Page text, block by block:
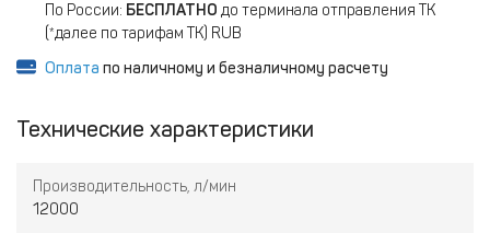
По России: БЕСПЛАТНО до терминала отправления ТК
(*далее по тарифам ТК) RUB
Оплата по наличному и безналичному расчету
Технические характеристики
Производительность, л/мин
12000